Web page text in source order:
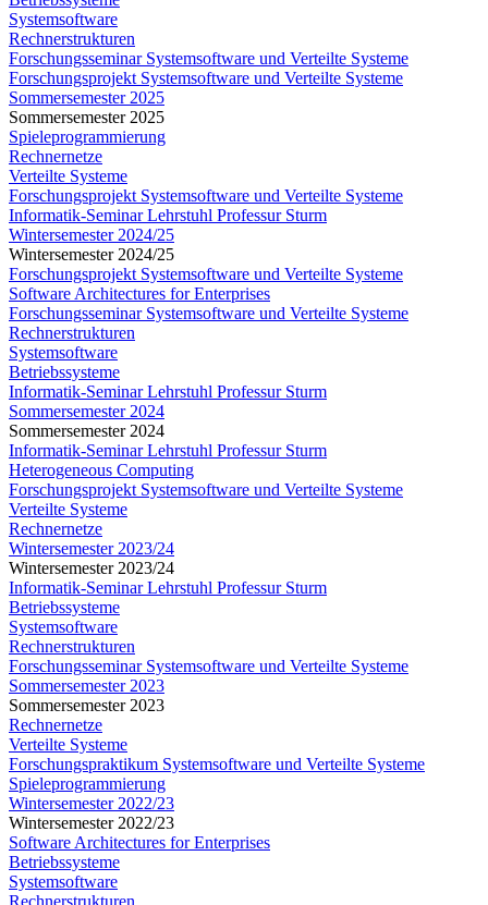
Systemsoftware
Rechnerstrukturen
Forschungsseminar Systemsoftware und Verteilte Systeme
Forschungsprojekt Systemsoftware und Verteilte Systeme
Sommersemester 2025
Sommersemester 2025
Spieleprogrammierung
Rechnernetze
Verteilte Systeme
Forschungsprojekt Systemsoftware und Verteilte Systeme
Informatik-Seminar Lehrstuhl Professur Sturm
Wintersemester 2024/25
Wintersemester 2024/25
Forschungsprojekt Systemsoftware und Verteilte Systeme
Software Architectures for Enterprises
Forschungsseminar Systemsoftware und Verteilte Systeme
Rechnerstrukturen
Systemsoftware
Betriebssysteme
Informatik-Seminar Lehrstuhl Professur Sturm
Sommersemester 2024
Sommersemester 2024
Informatik-Seminar Lehrstuhl Professur Sturm
Heterogeneous Computing
Forschungsprojekt Systemsoftware und Verteilte Systeme
Verteilte Systeme
Rechnernetze
Wintersemester 2023/24
Wintersemester 2023/24
Informatik-Seminar Lehrstuhl Professur Sturm
Betriebssysteme
Systemsoftware
Rechnerstrukturen
Forschungsseminar Systemsoftware und Verteilte Systeme
Sommersemester 2023
Sommersemester 2023
Rechnernetze
Verteilte Systeme
Forschungspraktikum Systemsoftware und Verteilte Systeme
Spieleprogrammierung
Wintersemester 2022/23
Wintersemester 2022/23
Software Architectures for Enterprises
Betriebssysteme
Systemsoftware
Rechnerstrukturen